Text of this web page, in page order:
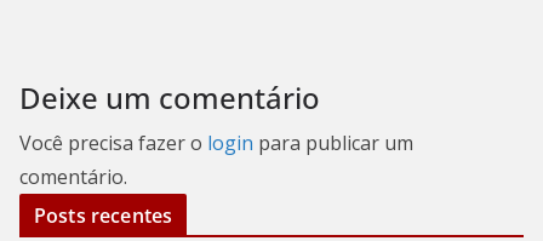
Deixe um comentário
Você precisa fazer o login para publicar um
comentário.
Posts recentes